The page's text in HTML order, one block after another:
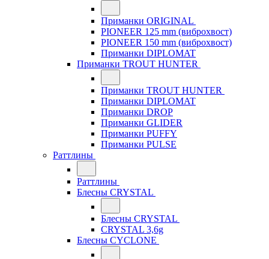
Приманки ORIGINAL
PIONEER 125 mm (виброхвост)
PIONEER 150 mm (виброхвост)
Приманки DIPLOMAT
Приманки TROUT HUNTER
Приманки TROUT HUNTER
Приманки DIPLOMAT
Приманки DROP
Приманки GLIDER
Приманки PUFFY
Приманки PULSE
Раттлины
Раттлины
Блесны CRYSTAL
Блесны CRYSTAL
CRYSTAL 3,6g
Блесны CYCLONE